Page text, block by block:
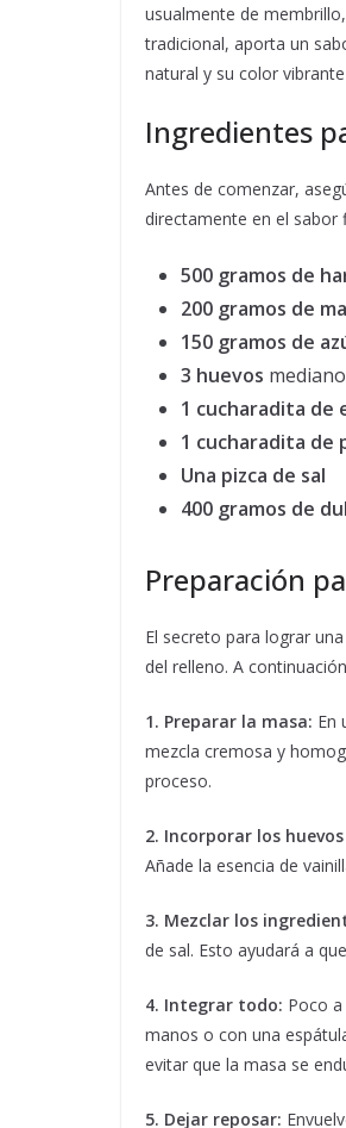
usualmente de
tradicional, aporta un
natural y su color
Ingredientes
Antes de comenzar,
directamente en el sabor
500 gramos de
200 gramos de
150 gramos de
3 huevos
1 cucharadita de
1 cucharadita de
Una pizca de sal
400 gramos de
Preparación
El secreto para lograr
del relleno. A
1. Preparar la masa: En
mezcla cremosa y
proceso.
2. Incorporar los
Añade la esencia de
3. Mezclar los
de sal. Esto ayudará a
4. Integrar todo: Poco
manos o con una
evitar que la masa se
5. Dejar reposar: